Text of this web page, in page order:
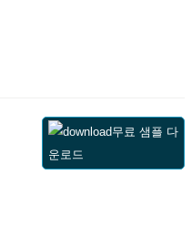
무료 샘플 다
운로드